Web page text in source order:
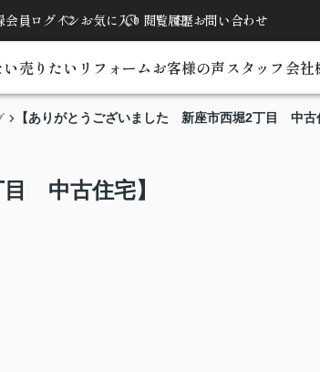
会員ログインお気に入り 閲覧履歴お問い合わせ
売りたい リフォーム お客様の声スタッフ 会社
【ありがとうございました 新座市西堀2丁目 中古
中古住宅】